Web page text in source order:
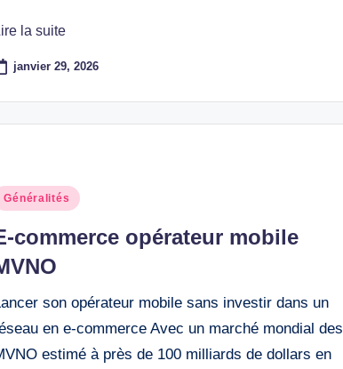
la suite
janvier 29, 2026
Généralités
commerce opérateur mobile
son opérateur mobile sans investir dans un
en e-commerce Avec un marché mondial des
estimé à près de 100 milliards de dollars en